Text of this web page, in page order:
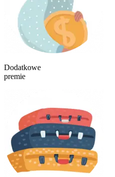
Dodatkowe
premie